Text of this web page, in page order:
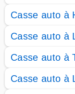
Casse auto à
Casse auto à
Casse auto à
Casse auto à